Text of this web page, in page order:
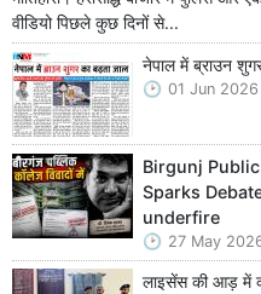
वीडियो पिछले कुछ दिनों से...
नेपाल में ब्राउन
01 Jun
Birgunj
Sparks
underfire
27 May
लाइसेंस की आड़ में